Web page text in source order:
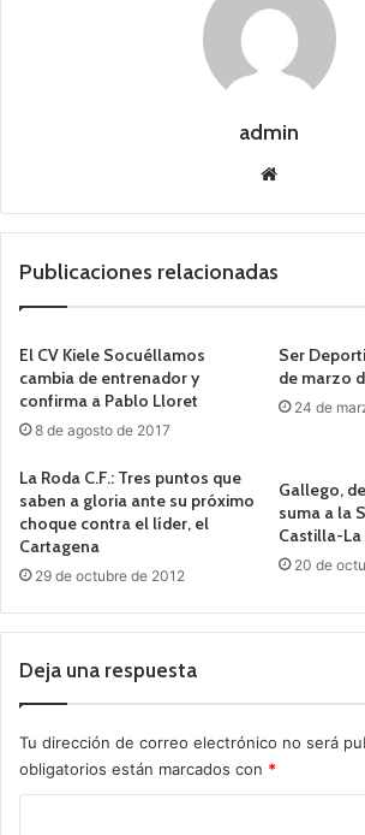
admin
we
Publicaciones relacionadas
El CV Kiele Socuéllamos
cambia de entrenador y
confirma a Pablo Lloret
8 de agosto de 2017
Ser
de marzo
24 de
La Roda C.F.: Tres puntos que
saben a gloria ante su próximo
choque contra el líder, el
Cartagena
29 de octubre de 2012
Gallego,
suma a la
Castilla-
20 de
Deja una respuesta
Tu dirección de correo electrónico no será
obligatorios están marcados con *